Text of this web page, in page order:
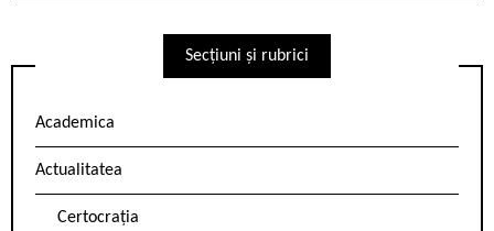
Secțiuni și rubrici
Academica
Actualitatea
Certocrația